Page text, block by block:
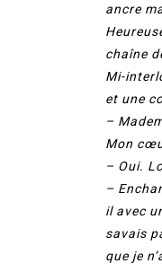
ancre
chaîne
Mi-
et une
–
Mon
– Oui.
–
il avec
savais
que je